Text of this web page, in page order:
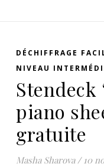
DÉCHIFFRAGE
NIVEAU
Stendeck
piano
gratuite
Masha Sharova / 10